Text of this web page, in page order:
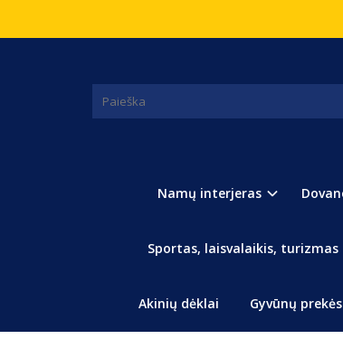
Namų interjeras
Sportas, laisvalaikis, turizmas
Akinių dėklai Gyvūnų prekės
Pagrindinis Romantiškos dovanos
SUVENYRAS VARLYTĖ SU